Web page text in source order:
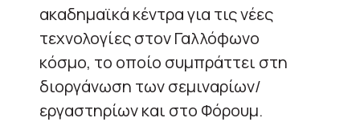
ακαδημαϊκά κέντρα για τις νέες
τεχνολογίες στον Γαλλόφωνο
κόσμο, το οποίο συμπράττει στη
διοργάνωση των σεμιναρίων/
εργαστηρίων και στο Φόρουμ.